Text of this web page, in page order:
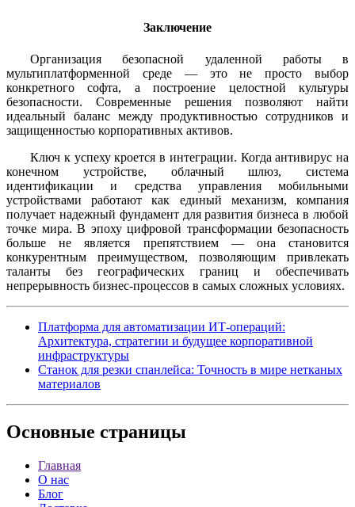
Заключение
Организация безопасной удаленной работы в
мультиплатформенной среде — это не просто выбор
конкретного софта, а построение целостной культуры
безопасности. Современные решения позволяют найти
идеальный баланс между продуктивностью сотрудников и
защищенностью корпоративных активов.
Ключ к успеху кроется в интеграции. Когда антивирус на
конечном устройстве, облачный шлюз, система
идентификации и средства управления мобильными
устройствами работают как единый механизм, компания
получает надежный фундамент для развития бизнеса в любой
точке мира. В эпоху цифровой трансформации безопасность
больше не является препятствием — она становится
конкурентным преимуществом, позволяющим привлекать
таланты без географических границ и обеспечивать
непрерывность бизнес-процессов в самых сложных условиях.
Платформа для автоматизации ИТ-операций:
Архитектура, стратегии и будущее корпоративной
инфраструктуры
Станок для резки спанлейса: Точность в мире нетканых
материалов
Основные страницы
Главная
О нас
Блог